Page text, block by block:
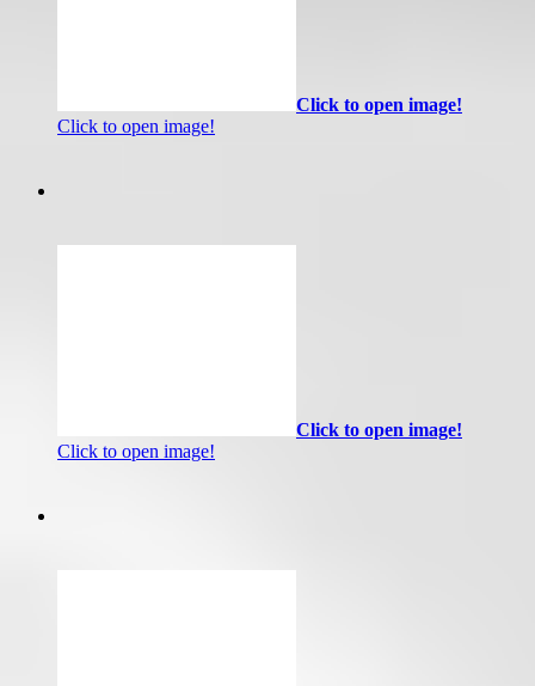
Click to open image!
Click to open image!
Click to open image!
Click to open image!